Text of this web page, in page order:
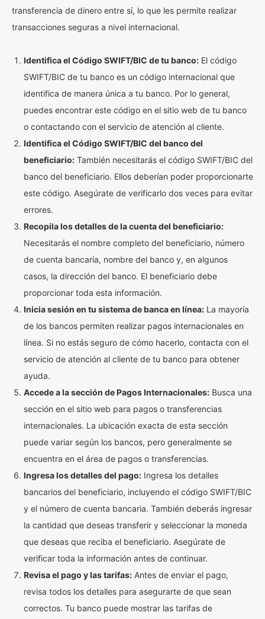
transferencia de dinero entre sí, lo que les permite realizar
transacciones seguras a nivel internacional.
Identifica el Código SWIFT/BIC de tu banco: El código
SWIFT/BIC de tu banco es un código internacional que
identifica de manera única a tu banco. Por lo general,
puedes encontrar este código en el sitio web de tu banco
o contactando con el servicio de atención al cliente.
Identifica el Código SWIFT/BIC del banco del
beneficiario: También necesitarás el código SWIFT/BIC del
banco del beneficiario. Ellos deberían poder proporcionarte
este código. Asegúrate de verificarlo dos veces para evitar
errores.
Recopila los detalles de la cuenta del beneficiario:
Necesitarás el nombre completo del beneficiario, número
de cuenta bancaria, nombre del banco y, en algunos
casos, la dirección del banco. El beneficiario debe
proporcionar toda esta información.
Inicia sesión en tu sistema de banca en línea: La mayoría
de los bancos permiten realizar pagos internacionales en
línea. Si no estás seguro de cómo hacerlo, contacta con el
servicio de atención al cliente de tu banco para obtener
ayuda.
Accede a la sección de Pagos Internacionales: Busca una
sección en el sitio web para pagos o transferencias
internacionales. La ubicación exacta de esta sección
puede variar según los bancos, pero generalmente se
encuentra en el área de pagos o transferencias.
Ingresa los detalles del pago: Ingresa los detalles
bancarios del beneficiario, incluyendo el código SWIFT/BIC
y el número de cuenta bancaria. También deberás ingresar
la cantidad que deseas transferir y seleccionar la moneda
que deseas que reciba el beneficiario. Asegúrate de
verificar toda la información antes de continuar.
Revisa el pago y las tarifas: Antes de enviar el pago,
revisa todos los detalles para asegurarte de que sean
correctos. Tu banco puede mostrar las tarifas de